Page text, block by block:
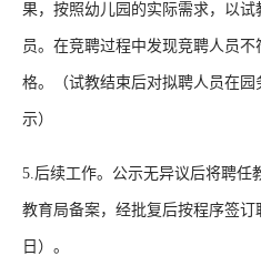
果，按照幼儿园的实际需求，以
员。在竞聘过程中发现竞聘人员
格。（试教结束后对拟聘人员在
示）
5.后续工作。公示无异议后将聘任
教育局备案，经批复后按程序签
日）。